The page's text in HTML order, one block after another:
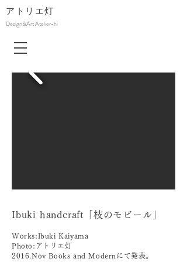
Design&Art Atelier-hi
アトリエ灯
Ibuki handcraft「枝のモビール」
Works:Ibuki Kaiyama
Photo:アトリエ灯
2016.Nov Books and Modernにて発表。